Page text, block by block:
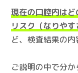
現在の口腔内は
リスク（なりや
ど、検査結果の内
ご説明の中で分